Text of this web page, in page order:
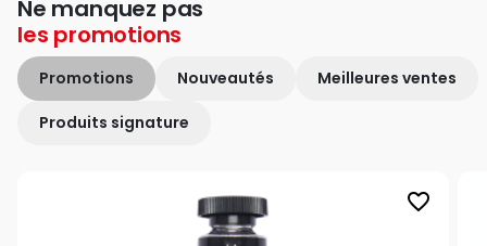
Ne manquez pas
les promotions
Promotions Nouveautés Meilleures ventes
Produits signature
favorite_border